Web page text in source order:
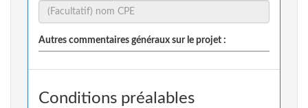
Autres commentaires généraux sur le projet :
Conditions préalables